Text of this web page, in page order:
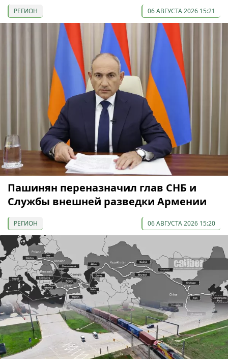
РЕГИОН 06 АВГУСТА 2026 15:21
Пашинян переназначил глав СНБ и
Службы внешней разведки Армении
РЕГИОН 06 АВГУСТА 2026 15:20